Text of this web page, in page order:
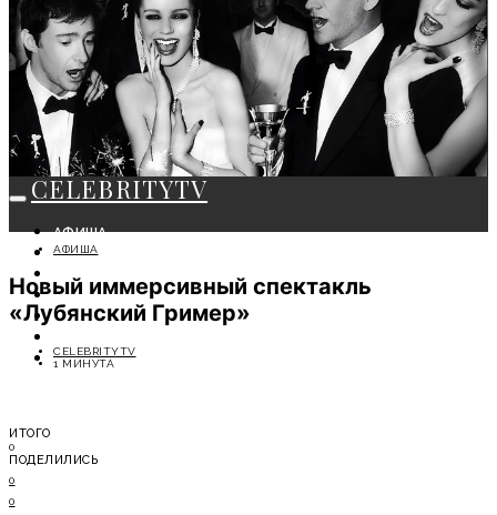
CELEBRITYTV
АФИША
СОБЫТИЯ
КРАСОТА
МОДА
ЛИЧНОСТЬ
СОВЕТЫ ЭКСПЕРТОВ
АФИША
Новый иммерсивный спектакль
«Лубянский Гример»
CELEBRITYTV
1 МИНУТА
ИТОГО
0
ПОДЕЛИЛИСЬ
0
0